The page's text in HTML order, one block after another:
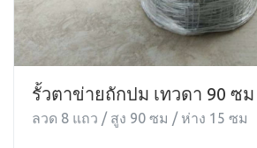
รั้วตาข่ายถักปม เทวดา 90 ซม
ลวด 8 แถว / สูง 90 ซม / ห่าง 15 ซม